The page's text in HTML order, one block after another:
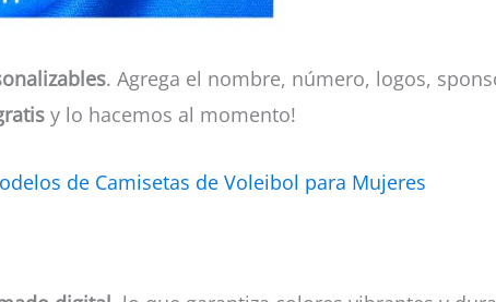
. Agrega el nombre, número, logos,
y lo hacemos al momento!
de Camisetas de Voleibol para Mujeres